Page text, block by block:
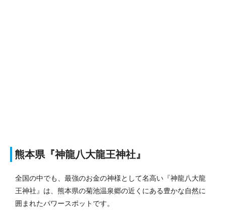
熊本県『神龍八大龍王神社』
全国の中でも、最強のお金の神様として名高い『神龍八大龍
王神社』は、熊本県の菊池温泉郷の近くにある豊かな自然に
囲まれたパワースポットです。